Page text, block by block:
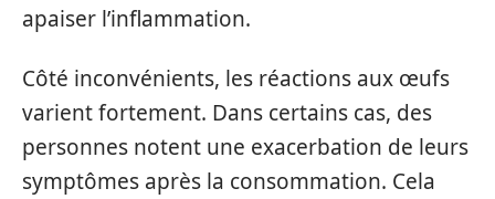
apaiser l’inflammation.
Côté inconvénients, les réactions aux œufs
varient fortement. Dans certains cas, des
personnes notent une exacerbation de leurs
symptômes après la consommation. Cela